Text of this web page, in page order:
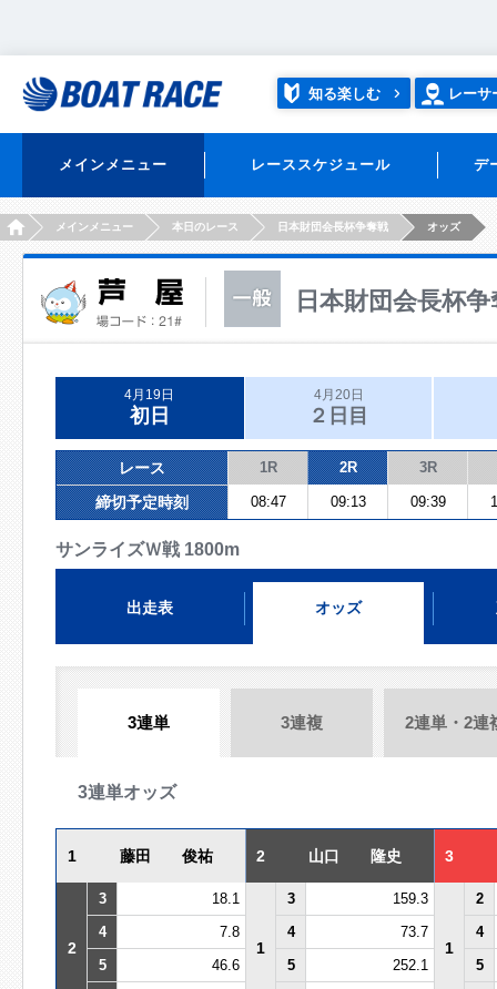
知る楽しむ レーサ
メインメニュー レーススケジュール デ
HOMEメインメニュー 本日のレース 日本財団会長杯争奪戦 オッズ
日本財団会長杯
4月19日
初日
4月20日
２日目
レース 1R 2R 3R
締切予定時刻 08:47 09:13 09:39
サンライズＷ戦 1800m
出走表 オッズ
3連単 3連複 2連単・2連
3連単オッズ
1 藤田 俊祐 2 山口 隆史 3
2
3 18.1
1
3 159.3
1
2
4
7.8 4 73.7
4
5
46.6 5 252.1
5